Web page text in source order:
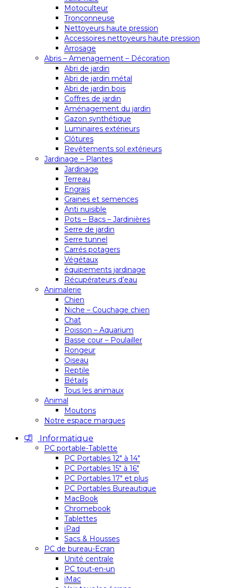
Motoculteur
Tronçonneuse
Nettoyeurs haute pression
Accessoires nettoyeurs haute pression
Arrosage
Abris – Amenagement – Décoration
Abri de jardin
Abri de jardin métal
Abri de jardin bois
Coffres de jardin
Aménagement du jardin
Gazon synthétique
Luminaires extérieurs
Clôtures
Revêtements sol extérieurs
Jardinage – Plantes
Jardinage
Terreau
Engrais
Graines et semences
Anti nuisible
Pots – Bacs – Jardinières
Serre de jardin
Serre tunnel
Carrés potagers
Végétaux
équipements jardinage
Récupérateurs d’eau
Animalerie
Chien
Niche – Couchage chien
Chat
Poisson – Aquarium
Basse cour – Poulailler
Rongeur
Oiseau
Reptile
Bétails
Tous les animaux
Animal
Moutons
Notre espace marques
Informatique
PC portable-Tablette
PC Portables 12″ à 14″
PC Portables 15″ à 16″
PC Portables 17″ et plus
PC Portables Bureautique
MacBook
Chromebook
Tablettes
iPad
Sacs & Housses
PC de bureau-Ecran
Unité centrale
PC tout-en-un
iMac